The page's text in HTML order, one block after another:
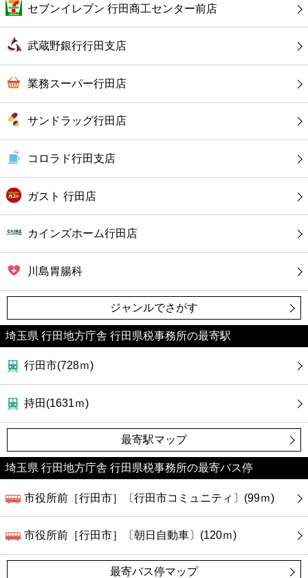
病院
ホテル
セブンイレブン 行田商工センター前店
武蔵野銀行行田支店
業務スーパー行田店
サンドラッグ行田店
コロラド行田支店
ガスト 行田店
カインズホーム行田店
川島胃腸科
ジャンルでさがす
埼玉県 行田地方庁舎 行田県税事務所の最寄駅
行田市(728ｍ)
持田(1631ｍ)
最寄駅マップ
埼玉県 行田地方庁舎 行田県税事務所の最寄バス停
市役所前［行田市］〔行田市コミュニティ〕(99ｍ)
市役所前［行田市］〔朝日自動車〕(120ｍ)
最寄バス停マップ